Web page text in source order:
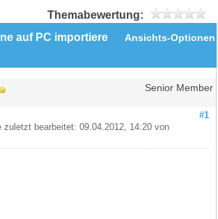
Themabewertung:
Ansichts-Optionen
auf PC importiere
Senior Member
#1
zuletzt bearbeitet: 09.04.2012, 14:20 von